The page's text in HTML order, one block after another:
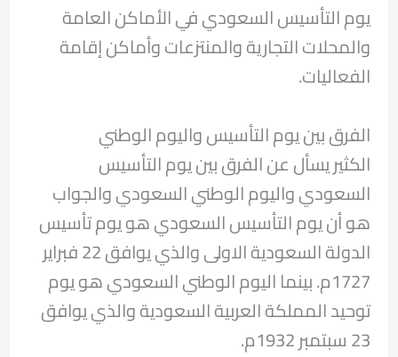
يوم التأسيس السعودي في الأماكن العامة
والمحلات التجارية والمنتزعات وأماكن إقامة
الفعاليات.
الفرق بين يوم التأسيس واليوم الوطني
الكثير يسأل عن الفرق بين يوم التأسيس
السعودي واليوم الوطني السعودي والجواب
هو أن يوم التأسيس السعودي هو يوم تأسيس
الدولة السعودية الاولى والذي يوافق 22 فبراير
1727م. بينما اليوم الوطني السعودي هو يوم
توحيد المملكة العربية السعودية والذي يوافق
23 سبتمبر 1932م.